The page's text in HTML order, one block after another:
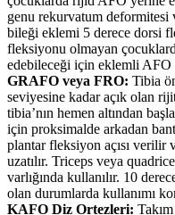
genu rekurvatum deformitesi
bileği eklemi 5 derece dorsi
fleksiyonu olmayan
edebileceği için eklemli AFO
GRAFO veya FRO: Tibia
seviyesine kadar açık olan
tibia’nın hemen altından
için proksimalde arkadan
plantar fleksiyon açısı verilir
uzatılır. Triceps veya
varlığında kullanılır. 10
olan durumlarda kullanımı
KAFO Diz Ortezleri: